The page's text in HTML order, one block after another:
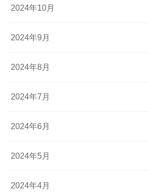
2024年10月
2024年9月
2024年8月
2024年7月
2024年6月
2024年5月
2024年4月